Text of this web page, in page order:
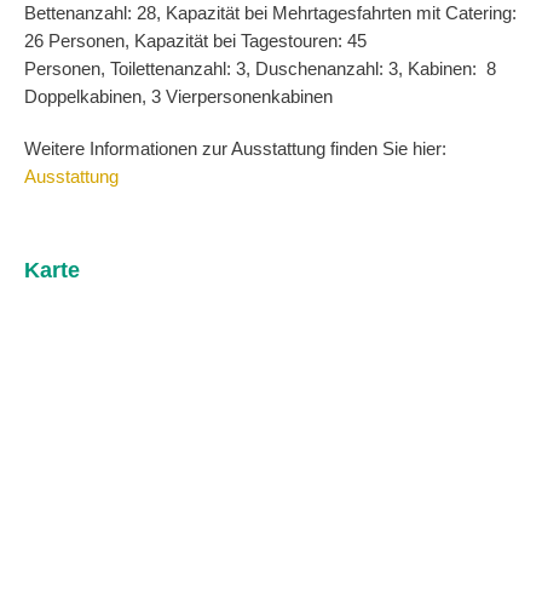
Bettenanzahl: 28, Kapazität bei Mehrtagesfahrten mit Catering:
26 Personen, Kapazität bei Tagestouren: 45
Personen, Toilettenanzahl: 3, Duschenanzahl: 3, Kabinen: 8
Doppelkabinen, 3 Vierpersonenkabinen
Weitere Informationen zur Ausstattung finden Sie hier:
Ausstattung
Karte